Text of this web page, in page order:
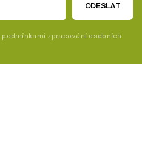
ODESLAT
podmínkami zpracování osobních